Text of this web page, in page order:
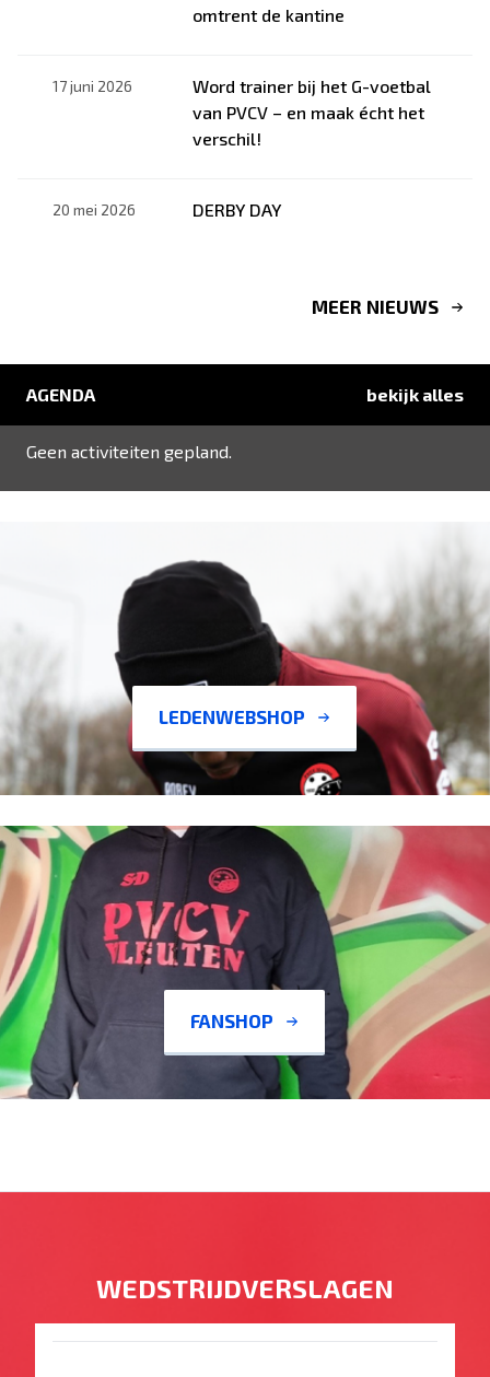
omtrent de kantine
Word trainer bij het G-voetbal
van PVCV – en maak écht het
verschil!
17 juni 2026
DERBY DAY
20 mei 2026
MEER NIEUWS
AGENDA bekijk alles
Geen activiteiten gepland.
LEDENWEBSHOP
FANSHOP
WEDSTRIJDVERSLAGEN